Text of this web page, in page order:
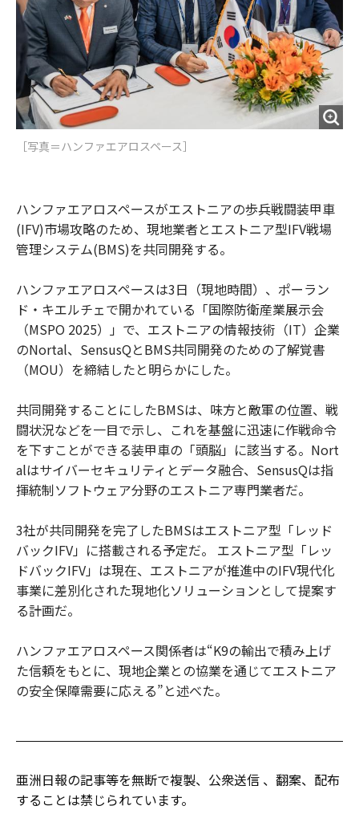
［写真＝ハンファエアロスペース］
ハンファエアロスペースがエストニアの歩兵戦闘装甲車
(IFV)市場攻略のため、現地業者とエストニア型IFV戦場
管理システム(BMS)を共同開発する。
ハンファエアロスペースは3日（現地時間）、ポーラン
ド・キエルチェで開かれている「国際防衛産業展示会
（MSPO 2025）」で、エストニアの情報技術（IT）企業
のNortal、SensusQとBMS共同開発のための了解覚書
（MOU）を締結したと明らかにした。
共同開発することにしたBMSは、味方と敵軍の位置、戦
闘状況などを一目で示し、これを基盤に迅速に作戦命令
を下すことができる装甲車の「頭脳」に該当する。Nort
alはサイバーセキュリティとデータ融合、SensusQは指
揮統制ソフトウェア分野のエストニア専門業者だ。
3社が共同開発を完了したBMSはエストニア型「レッド
バックIFV」に搭載される予定だ。 エストニア型「レッ
ドバックIFV」は現在、エストニアが推進中のIFV現代化
事業に差別化された現地化ソリューションとして提案す
る計画だ。
ハンファエアロスペース関係者は“K9の輸出で積み上げ
た信頼をもとに、現地企業との協業を通じてエストニア
の安全保障需要に応える”と述べた。
亜洲日報の記事等を無断で複製、公衆送信 、翻案、配布
することは禁じられています。